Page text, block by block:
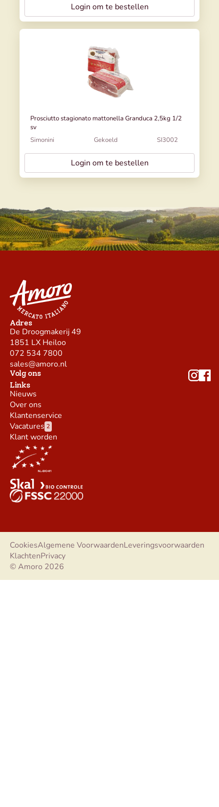
Login om te bestellen
Prosciutto stagionato mattonella Granduca 2,5kg 1/2
sv
Simonini
Gekoeld SI3002
Login om te bestellen
Adres
De Droogmakerij 49
1851 LX Heiloo
072 534 7800
sales@amoro.nl
Volg ons
Links
Nieuws
Over ons
Klantenservice
Vacatures 2
Klant worden
© Amoro 2026
CookiesAlgemene VoorwaardenLeveringsvoorwaarden
KlachtenPrivacy